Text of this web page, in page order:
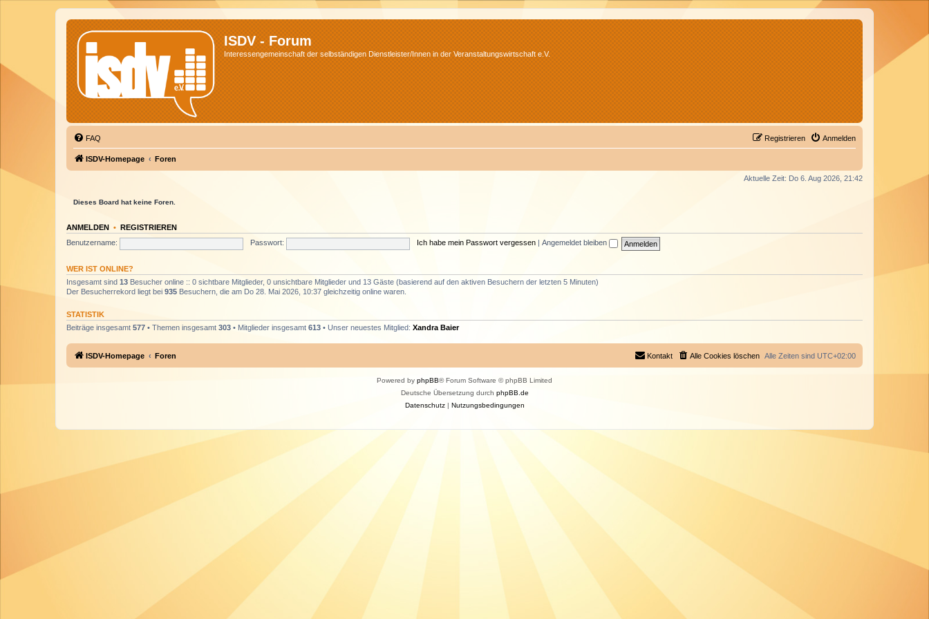
ISDV - Forum
Interessengemeinschaft der selbständigen Dienstleister/Innen in der Veranstaltungswirtschaft e.V.
FAQ Anmelden
Registrieren
ISDV-Homepage Foren
Aktuelle Zeit: Do 6. Aug 2026, 21:42
Dieses Board hat keine Foren.
ANMELDEN • REGISTRIEREN
Benutzername:
Passwort: Ich habe mein Passwort vergessen Angemeldet bleiben
WER IST ONLINE?
Insgesamt sind 13 Besucher online :: 0 sichtbare Mitglieder, 0 unsichtbare Mitglieder und 13 Gäste (basierend auf den aktiven Besuchern der letzten 5 Minuten)
Der Besucherrekord liegt bei 935 Besuchern, die am Do 28. Mai 2026, 10:37 gleichzeitig online waren.
STATISTIK
Beiträge insgesamt 577 • Themen insgesamt 303 • Mitglieder insgesamt 613 • Unser neuestes Mitglied: Xandra Baier
ISDV-Homepage Foren Alle Zeiten sind UTC+02:00
Alle Cookies löschen
Kontakt
Powered by phpBB® Forum Software © phpBB Limited
Deutsche Übersetzung durch phpBB.de
Datenschutz| Nutzungsbedingungen